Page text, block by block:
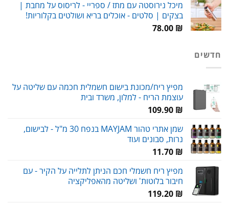
היה:
120.00 ₪.
הוא:
69.00 ₪.
מיכל נירוסטה עם מתז / ספריי - לריסוס על מחבת |
בצקים | סלטים - אוכלים בריא ושולטים בקלוריות!
78.00 ₪
חדשים
מפיץ ריח/מכונת בישום חשמלית חכמה עם שליטה על
עוצמת הריח - למלון, משרד ובית
109.90 ₪
שמן אתרי טהור MAYJAM בנפח 30 מ"ל - לבישום,
נרות, סבונים ועוד
11.70 ₪
מפיץ ריח חשמלי חכם הניתן לתלייה על הקיר - עם
חיבור בלוטות' ושליטה מהאפליקציה
119.20 ₪